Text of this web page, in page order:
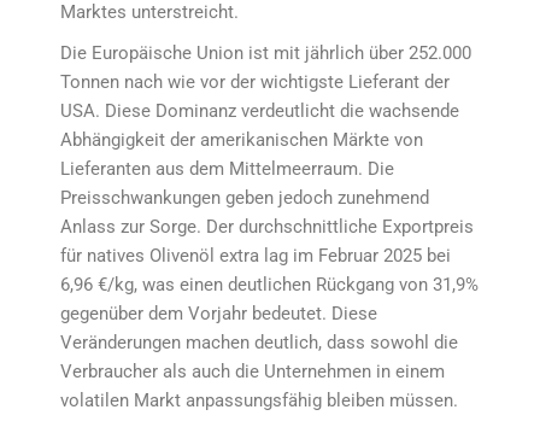
Marktes unterstreicht.
Die Europäische Union ist mit jährlich über 252.000
Tonnen nach wie vor der wichtigste Lieferant der
USA. Diese Dominanz verdeutlicht die wachsende
Abhängigkeit der amerikanischen Märkte von
Lieferanten aus dem Mittelmeerraum. Die
Preisschwankungen geben jedoch zunehmend
Anlass zur Sorge. Der durchschnittliche Exportpreis
für natives Olivenöl extra lag im Februar 2025 bei
6,96 €/kg, was einen deutlichen Rückgang von 31,9%
gegenüber dem Vorjahr bedeutet. Diese
Veränderungen machen deutlich, dass sowohl die
Verbraucher als auch die Unternehmen in einem
volatilen Markt anpassungsfähig bleiben müssen.